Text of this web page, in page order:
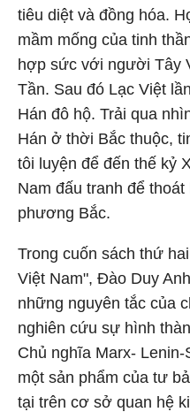
tiêu diệt và đồng hóa.
mầm mống của tinh
hợp sức với người Tây
Tần. Sau đó Lạc Việt
Hán đô hộ. Trải qua
Hán ở thời Bắc thuộc,
tôi luyện để đến thế kỷ
Nam đấu tranh để
phương Bắc.
Trong cuốn sách thứ
Việt Nam", Đào Duy
những nguyên tắc của
nghiên cứu sự hình
Chủ nghĩa Marx-
một sản phẩm của tư
tại trên cơ sở quan hệ